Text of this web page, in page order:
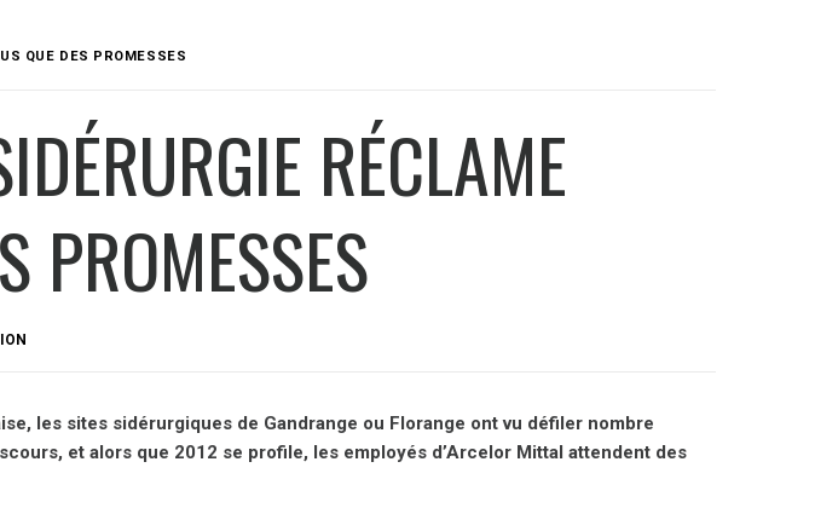
QUE DES PROMESSES
RÉCLAME
PROMESSES
les sites sidérurgiques de Gandrange ou Florange ont vu défiler nombre
et alors que 2012 se profile, les employés d’Arcelor Mittal attendent des